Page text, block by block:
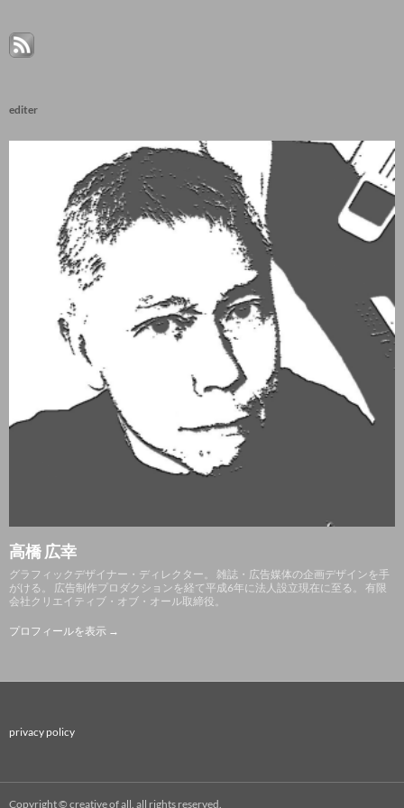
editer
高橋 広幸
グラフィックデザイナー・ディレクター。 雑誌・広告媒体の企画デザインを手
がける。 広告制作プロダクションを経て平成6年に法人設立現在に至る。 有限
会社クリエイティブ・オブ・オール取締役。
プロフィールを表示 →
privacy policy
Copyright © creative of all. all rights reserved.